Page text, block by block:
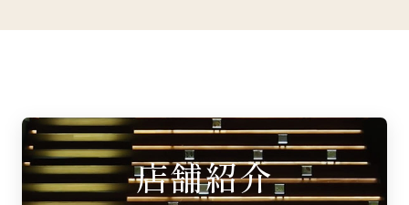
店舗紹介